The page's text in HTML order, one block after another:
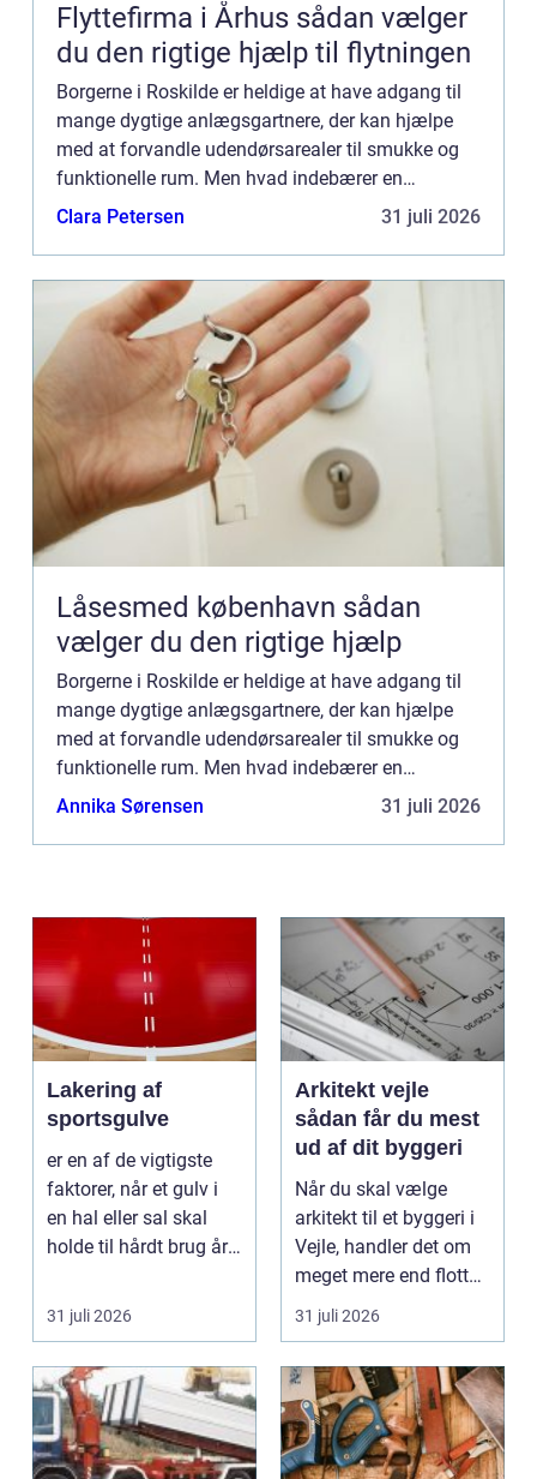
Flyttefirma i Århus sådan vælger
du den rigtige hjælp til flytningen
Borgerne i Roskilde er heldige at have adgang til
mange dygtige anlægsgartnere, der kan hjælpe
med at forvandle udendørsarealer til smukke og
funktionelle rum. Men hvad indebærer en
samarbejde med en anlægsgartner Roski...
Clara Petersen 31 juli 2026
Låsesmed københavn sådan
vælger du den rigtige hjælp
Borgerne i Roskilde er heldige at have adgang til
mange dygtige anlægsgartnere, der kan hjælpe
med at forvandle udendørsarealer til smukke og
funktionelle rum. Men hvad indebærer en
samarbejde med en anlægsgartner Roski...
Annika Sørensen 31 juli 2026
Lakering af
sportsgulve
er en af de vigtigste
faktorer, når et gulv i
en hal eller sal skal
holde til hårdt brug år
31 juli 2026
Arkitekt vejle
sådan får du mest
ud af dit byggeri
Når du skal vælge
arkitekt til et byggeri i
Vejle, handler det om
meget mere end flotte
streger på p...
31 juli 2026